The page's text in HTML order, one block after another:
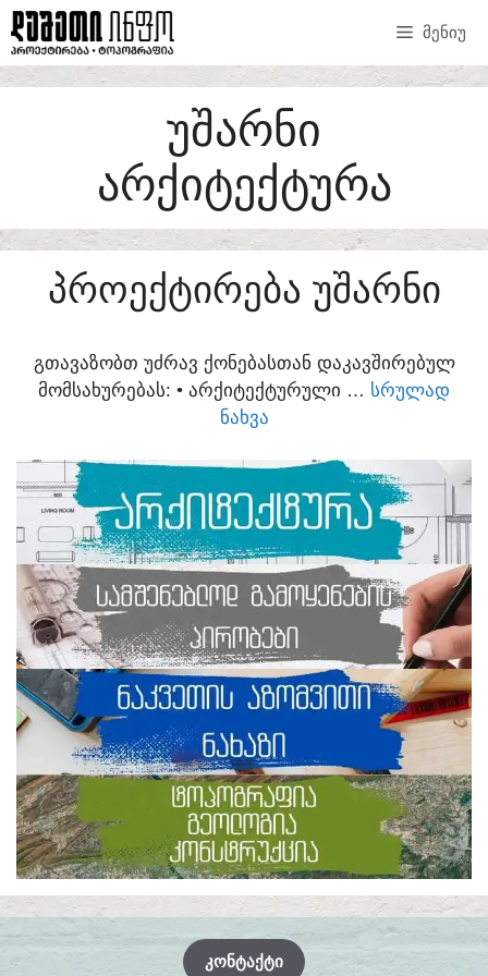
SKIP
TO
CONTENT
ᲛᲔᲜᲘᲣ
ᲣᲨᲐᲠᲜᲘ
ᲐᲠᲥᲘᲢᲔᲥᲢᲣᲠᲐ
ᲞᲠᲝᲔᲥᲢᲘᲠᲔᲑᲐ ᲣᲨᲐᲠᲜᲘ
ᲒᲗᲐᲕᲐᲖᲝᲑᲗ ᲣᲫᲠᲐᲕ ᲥᲝᲜᲔᲑᲐᲡᲗᲐᲜ ᲓᲐᲙᲐᲕᲨᲘᲠᲔᲑᲣᲚ
ᲛᲝᲛᲡᲐᲮᲣᲠᲔᲑᲐᲡ:​ • ᲐᲠᲥᲘᲢᲔᲥᲢᲣᲠᲣᲚᲘ … ᲡᲠᲣᲚᲐᲓ
ᲜᲐᲮᲕᲐ
ᲙᲝᲜᲢᲐᲥᲢᲘ